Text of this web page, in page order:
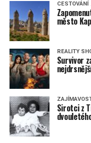
CESTOVÁNÍ
město
REALITY
Survivor
Sirotci z